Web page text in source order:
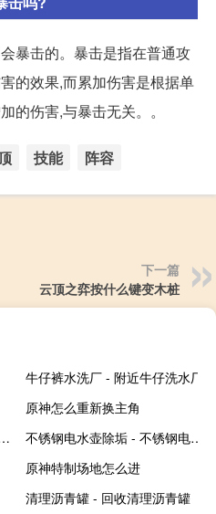
暴击的。暴击是指在普通攻
的效果,而累加伤害是根据单
的伤害,与暴击无关。。
技能 阵容
下一篇
云顶之弈按什么键变木桩
牛仔裤水洗厂 - 附近牛仔洗水厂
原神怎么重新换主角
- 铂金项链变色怎么清洗
不锈钢电水壶除垢 - 不锈钢电水壶的水垢如何去除
原神特制场地怎么进
清理沥青罐 - 回收清理沥青罐